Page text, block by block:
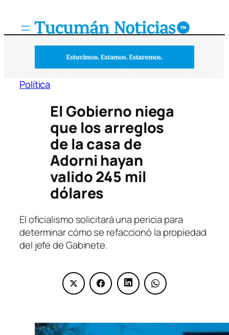
Política
El Gobierno niega
que los arreglos
de la casa de
Adorni hayan
valido 245 mil
dólares
El oficialismo solicitará una pericia para
determinar cómo se refaccionó la propiedad
del jefe de Gabinete.